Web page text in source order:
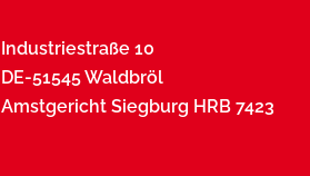
Industriestraße 10
DE-51545 Waldbröl
Amstgericht Siegburg HRB 7423